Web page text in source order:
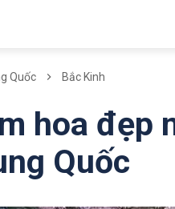
Quốc Bắc Kinh
hoa đẹp
Quốc